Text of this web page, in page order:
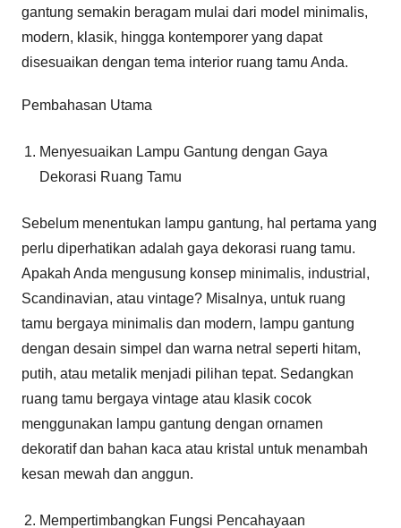
gantung semakin beragam mulai dari model minimalis,
modern, klasik, hingga kontemporer yang dapat
disesuaikan dengan tema interior ruang tamu Anda.
Pembahasan Utama
Menyesuaikan Lampu Gantung dengan Gaya
Dekorasi Ruang Tamu
Sebelum menentukan lampu gantung, hal pertama yang
perlu diperhatikan adalah gaya dekorasi ruang tamu.
Apakah Anda mengusung konsep minimalis, industrial,
Scandinavian, atau vintage? Misalnya, untuk ruang
tamu bergaya minimalis dan modern, lampu gantung
dengan desain simpel dan warna netral seperti hitam,
putih, atau metalik menjadi pilihan tepat. Sedangkan
ruang tamu bergaya vintage atau klasik cocok
menggunakan lampu gantung dengan ornamen
dekoratif dan bahan kaca atau kristal untuk menambah
kesan mewah dan anggun.
Mempertimbangkan Fungsi Pencahayaan